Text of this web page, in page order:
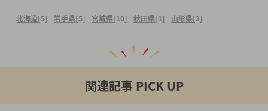
北海道[5] 岩手県[5] 宮城県[10] 秋田県[1] 山形県[3]
関連記事 PICK UP